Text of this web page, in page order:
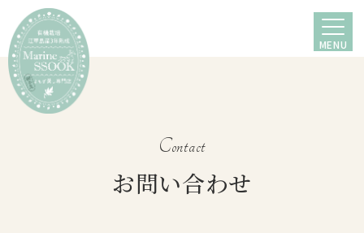
MENU
Contact
お問い合わせ